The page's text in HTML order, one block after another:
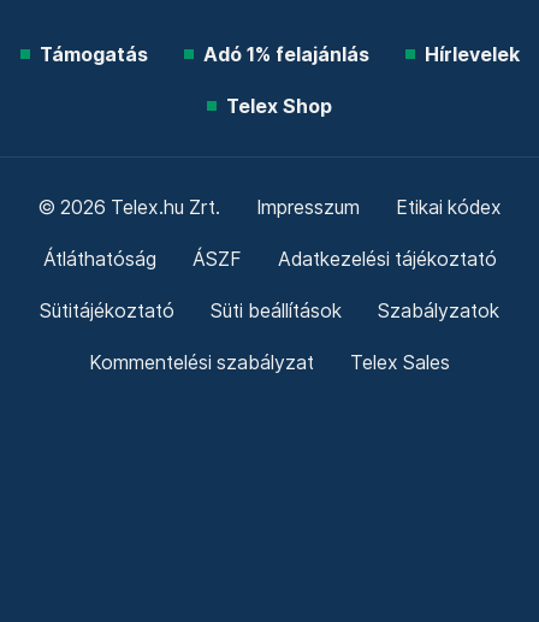
Támogatás Adó 1% felajánlás Hírlevelek
Telex Shop
© 2026 Telex.hu Zrt. Impresszum Etikai kódex
Átláthatóság ÁSZF Adatkezelési tájékoztató
Sütitájékoztató Süti beállítások Szabályzatok
Kommentelési szabályzat Telex Sales